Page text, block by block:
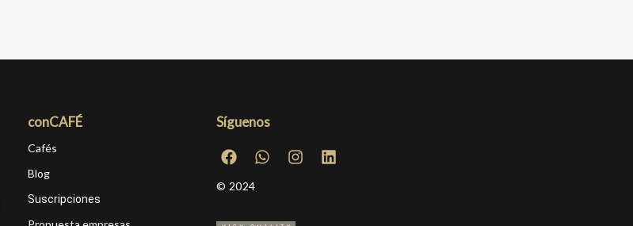
conCAFÉ
Cafés
Blog
Suscripciones
Síguenos
© 2024